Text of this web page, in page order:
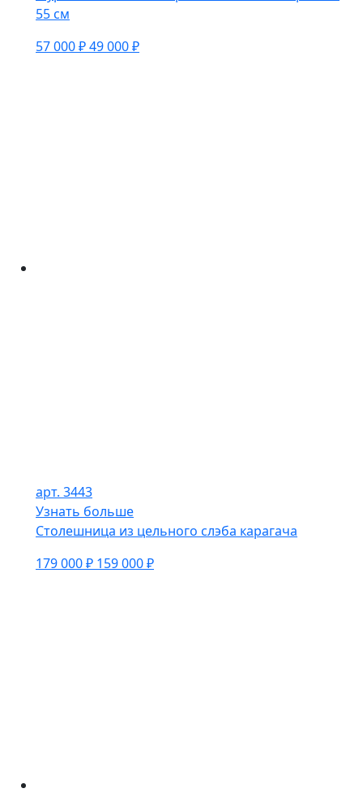
55 см
57 000 ₽49 000 ₽
арт. 3443
Узнать больше
Столешница из цельного слэба карагача
179 000 ₽ 159 000 ₽